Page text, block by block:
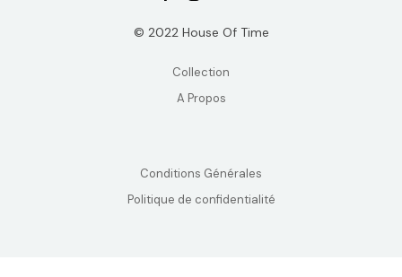
© 2022 House Of Time
Collection
A Propos
Conditions Générales
Politique de confidentialité